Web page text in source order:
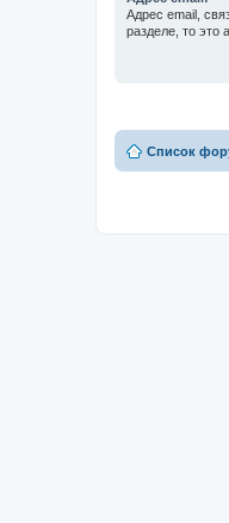
Адрес email,
разделе, то это
Список